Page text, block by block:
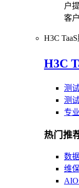
户
客
H3C
H3C
测
测
专
热门推
数
维